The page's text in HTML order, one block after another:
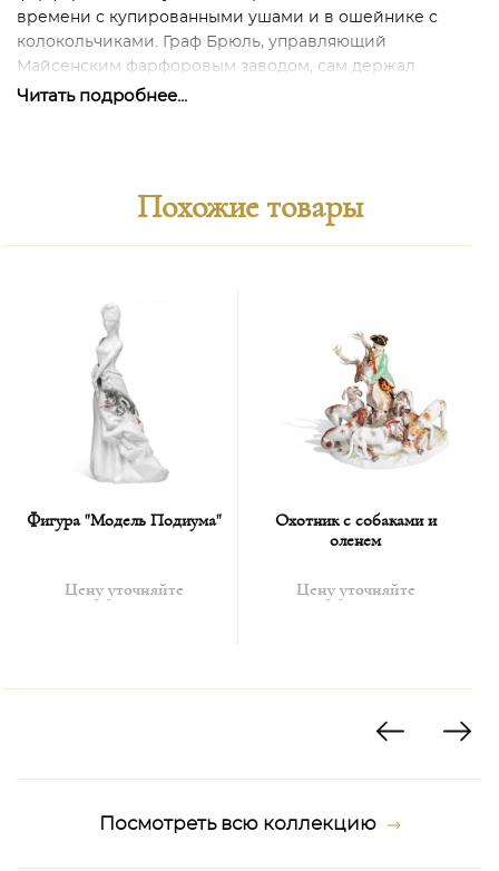
времени с купированными ушами и в ошейнике с
колокольчиками. Граф Брюль, управляющий
Майсенским фарфоровым заводом, сам держал
несчетное количество мопсов, и его собаки служили
Кстати, в ложу Мопса (единственную) принимали и
году, Кендлер упомянул группу, состоящую из двоих
масонов один из которых стоит, измеряя земной шар,
приложив палец к губам как знак величайшей
важности и осторожности, а другой сидит рядом в
задумчивости, держа два пальца перед глазом как
опознавательный знак; на обоих передники и ордена. У
ног второго лежит мопс, как намек на Мопс-орден.
Циркуль, которым стоящий масон измеряет глобус,
намекает на дух просвещения, характерный для
масонства и контрастировавший с догматическими
взглядами духовенства на мир. Таким образом мопс
носили серебряные медальоны с изображением этой
произведениях искусства. Интересен ритуал, который
общество, нужно было целовать фигуру мопса под
скрестись в дверь, только в этом случае двери
Читать подробнее...
Похожие товары
Фигура "Модель Подиума"
Цену уточняйте
Охотник с собаками и
оленем
Цену уточняйте
Посмотреть всю коллекцию